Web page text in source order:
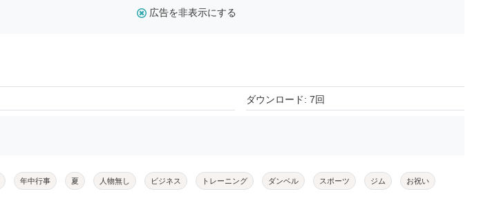
広告を非表示にする
ダウンロード: 7回
年中行事 夏 人物無し ビジネス トレーニング ダンベル スポーツ ジム お祝い